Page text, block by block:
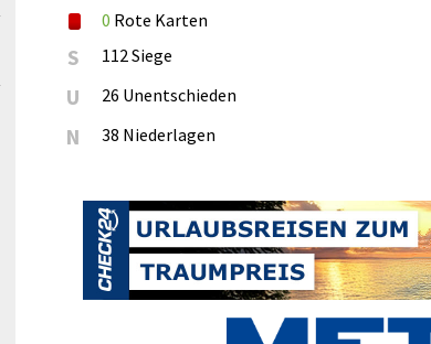
0 Rote Karten
S 112 Siege
U 26 Unentschieden
N 38 Niederlagen